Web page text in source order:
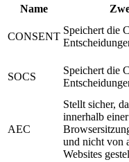
Name
CONSENT
Speichert die
SOCS
Speichert die
AEC
Stellt sicher,
innerhalb einer
und nicht von
Websites